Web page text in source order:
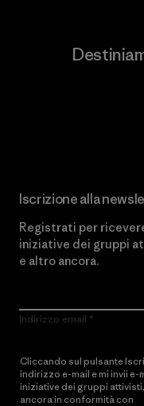
Iscrizione alla
Registrati per
iniziative dei gruppi
e altro ancora.
Indirizzo email
Cliccando sul pulsante
indirizzo e-mail e mi invii
iniziative dei gruppi
ancora in conformità con